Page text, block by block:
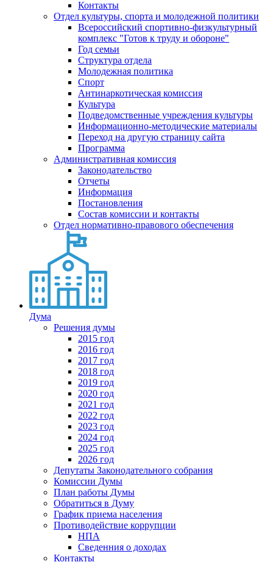
Контакты
Отдел культуры, спорта и молодежной политики
Всероссийский спортивно-физкультурный
комплекс "Готов к труду и обороне"
Год семьи
Структура отдела
Молодежная политика
Спорт
Антинаркотическая комиссия
Культура
Подведомственные учреждения культуры
Информационно-методические материалы
Переход на другую страницу сайта
Программа
Административная комиссия
Законодательство
Отчеты
Информация
Постановления
Состав комиссии и контакты
Отдел нормативно-правового обеспечения
Дума
Решения думы
2015 год
2016 год
2017 год
2018 год
2019 год
2020 год
2021 год
2022 год
2023 год
2024 год
2025 год
2026 год
Депутаты Законодательного собрания
Комиссии Думы
План работы Думы
Обратиться в Думу
График приема населения
Противодействие коррупции
НПА
Сведенния о доходах
Контакты